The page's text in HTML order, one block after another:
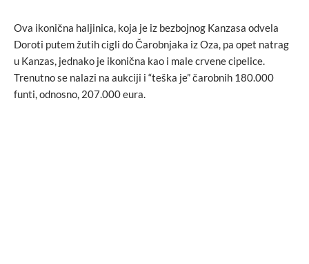
Ova ikonična haljinica, koja je iz bezbojnog Kanzasa odvela
Doroti putem žutih cigli do Čarobnjaka iz Oza, pa opet natrag
u Kanzas, jednako je ikonična kao i male crvene cipelice.
Trenutno se nalazi na aukciji i “teška je” čarobnih 180.000
funti, odnosno, 207.000 eura.